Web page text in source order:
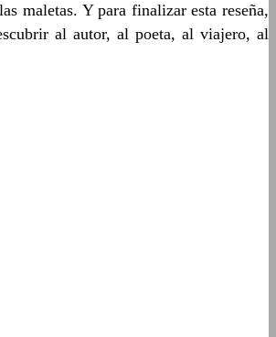
maletas. Y para finalizar esta reseña,
al autor, al poeta, al viajero, al